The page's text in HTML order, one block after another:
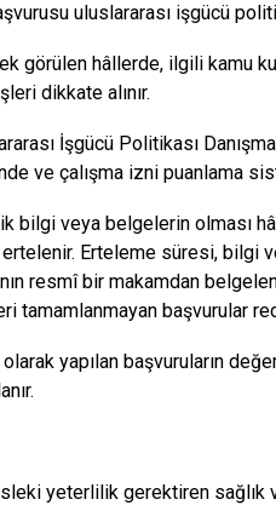
uluslararası işgücü
görülen hâllerde, ilgili kamu
dikkate alınır.
İşgücü Politikası
ve çalışma izni puanlama
bilgi veya belgelerin olması
Erteleme süresi, bilgi
resmî bir makamdan
tamamlanmayan başvurular
yapılan başvuruların
yeterlilik gerektiren sağlık